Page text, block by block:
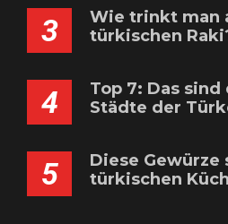
3
Wie trinkt man
türkischen
4
Top 7: Das
Städte der
5
Diese Gewürze
türkischen